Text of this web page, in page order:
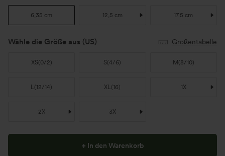
6,35 cm 12,5 cm 17.5 cm
Wähle die Größe aus (US) Größentabelle
XS(0/2) S(4/6) M (8/10)
L(12/14) XL(16) 1X
2X 3X
+ In den Warenkorb